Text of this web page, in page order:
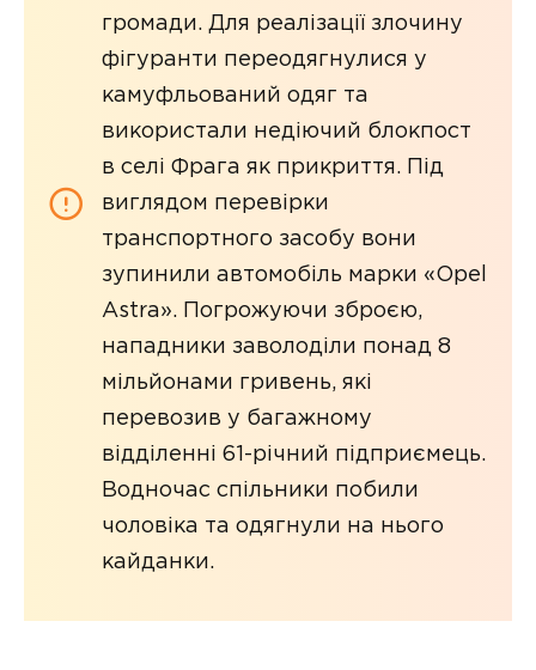
громади. Для реалізації злочину
фігуранти переодягнулися у
камуфльований одяг та
використали недіючий блокпост
в селі Фрага як прикриття. Під
виглядом перевірки
транспортного засобу вони
зупинили автомобіль марки «Opel
Astra». Погрожуючи зброєю,
нападники заволоділи понад 8
мільйонами гривень, які
перевозив у багажному
відділенні 61-річний підприємець.
Водночас спільники побили
чоловіка та одягнули на нього
кайданки.